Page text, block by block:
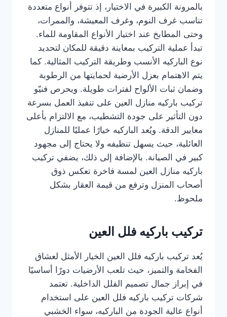
بالمرونة الكبيرة في الاختيار، إذ تتوفر أنواع متعددة
تناسب غرف النوم، وغرف المعيشة، والممرات،
وحتى المطابخ عند اختيار الأنواع المقاومة للماء.
تبدأ عملية التركيب بمعاينة دقيقة للمكان لتحديد
نوع الباركيه الأنسب وطريقة التركيب المثالية. كما
يتم الاهتمام بعزل الأرضية لحمايتها من الرطوبة
وضمان ثبات الألواح لفترات طويلة. ويحرص فنيّو
تركيب باركيه منازل العين على تنفيذ العمل بسرعة
دون التأثير على جودة التشطيب، مع الالتزام بأعلى
معايير الدقة. ويُعد الباركيه خيارًا عمليًا للمنازل
العائلية، حيث يسهل تنظيفه ولا يحتاج إلى مجهود
كبير في الصيانة. بالإضافة إلى ذلك، يضفي تركيب
باركيه منازل العين لمسة فاخرة تعكس ذوق
أصحاب المنزل وترفع من قيمة العقار بشكل
ملحوظ.
تركيب باركيه فلل العين
يُعد تركيب باركيه فلل العين الخيار الأمثل لعشاق
الفخامة والتميز، حيث تلعب الأرضيات دورًا أساسيًا
في إبراز جمال تصميم الفلل الداخلية. تعتمد
شركات تركيب باركيه فلل العين على استخدام
أنواع عالية الجودة من الباركيه، سواء الخشبي